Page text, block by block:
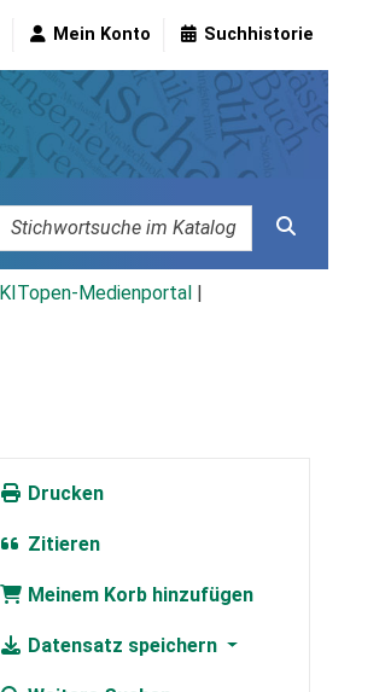
Mein Konto Suchhistorie
KITopen-Medienportal
Drucken
Zitieren
Meinem Korb hinzufügen
Datensatz speichern